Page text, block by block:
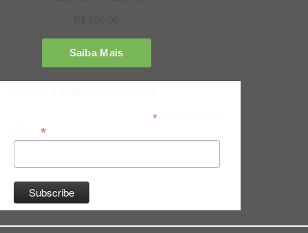
*indicates required
*